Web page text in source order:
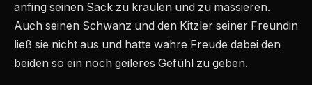
anfing seinen Sack zu kraulen und zu massieren.
Auch seinen Schwanz und den Kitzler seiner Freundin
ließ sie nicht aus und hatte wahre Freude dabei den
beiden so ein noch geileres Gefühl zu geben.